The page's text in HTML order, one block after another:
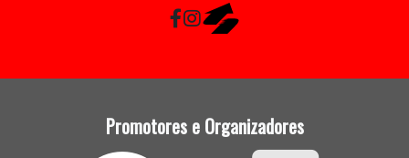
Facebook
InstagramRaceMapp
Promotores e Organizadores